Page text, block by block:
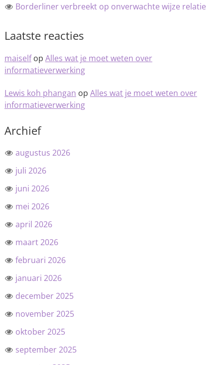
Borderliner verbreekt op onverwachte wijze relatie
Laatste reacties
maiselfop Alles wat je moet weten over
informatieverwerking
Lewis koh phangan op Alles wat je moet weten over
informatieverwerking
Archief
augustus 2026
juli 2026
juni 2026
mei 2026
april 2026
maart 2026
februari 2026
januari 2026
december 2025
november 2025
oktober 2025
september 2025